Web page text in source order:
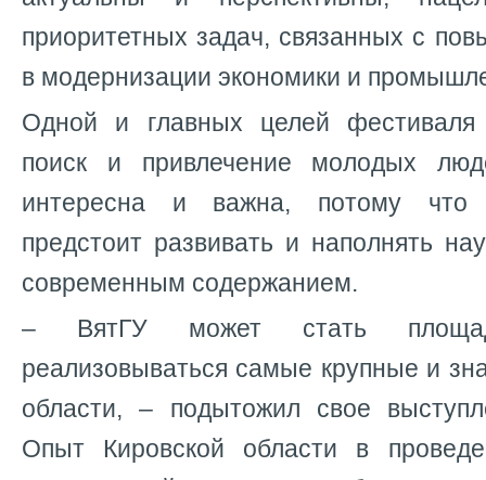
приоритетных задач, связанных с
в модернизации экономики и
Одной и главных целей фестиваля
поиск и привлечение молодых
интересна и важна, потому что
предстоит развивать и наполнять
современным содержанием.
– ВятГУ может стать
реализовываться самые крупные и
области, – подытожил свое
Опыт Кировской области в